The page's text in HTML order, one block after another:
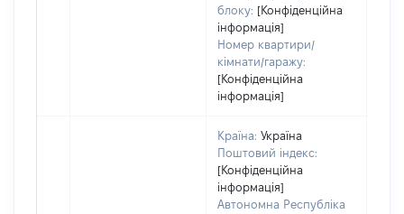
блоку: [Конфіденційна
інформація]
Номер квартири/
кімнати/гаражу:
[Конфіденційна
інформація]
Країна: Україна
Поштовий індекс:
[Конфіденційна
інформація]
Автономна Республіка